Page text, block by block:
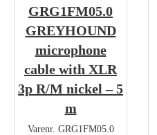
GRG1FM05.0
GREYHOUND
microphone
cable with XLR
3p R/M nickel – 5
m
Varenr. GRG1FM05.0